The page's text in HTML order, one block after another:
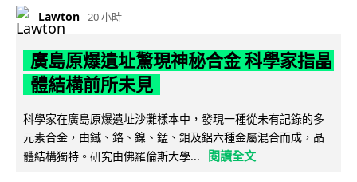
Lawton 20 小時
廣島原爆遺址驚現神秘合金 科學家指晶
體結構前所未見
科學家在廣島原爆遺址沙灘樣本中，發現一種從未有記錄的多
元素合金，由鐵、鉻、鎳、錳、鉬及鋁六種金屬混合而成，晶
體結構獨特。研究由佛羅倫斯大學...
閱讀全文